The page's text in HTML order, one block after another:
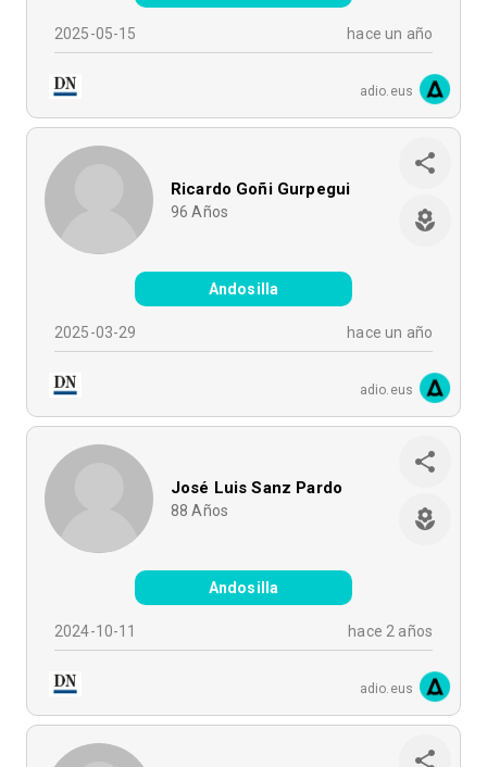
2025-05-15 hace un año
adio.eus
Ricardo Goñi Gurpegui
96 Años
Andosilla
2025-03-29 hace un año
adio.eus
José Luis Sanz Pardo
88 Años
Andosilla
2024-10-11 hace 2 años
adio.eus